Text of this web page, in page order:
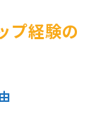
プ経験の